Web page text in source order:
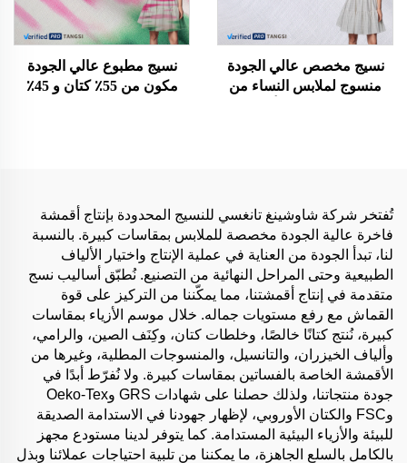
نسيج مخصص عالي الجودة
منسوج لملابس النساء من
نسيج مطبوع عالي الجودة
مكون من 55٪ كتان و 45٪
تُفتخر شركة شاوشينغ تانغسي للنسيج المحدودة بإنتاج أقمشة
فاخرة عالية الجودة مخصصة للملابس بمقاسات كبيرة. بالنسبة
لنا، تبدأ الجودة من العناية في عملية الإنتاج واختيار الألياف
الطبيعية وحتى المراحل النهائية من التصنيع. نُطبّق أساليب نسج
متقدمة في إنتاج أقمشتنا، مما يمكّننا من التركيز على قوة
القماش مع رفع مستويات جماله. خلال موسم الأزياء بمقاسات
كبيرة، نُنتج كتانًا خالصًا، وخلطات كتان، وكِنَف الصين، والرامي،
وألياف الخيزران، والتانسيل، والمنسوجات المطلية، وغيرها من
الأقمشة الخاصة بالفساتين بمقاسات كبيرة. ولا نُفرّط أبدًا في
جودة منتجاتنا، ولذلك حصلنا على شهادات GRS وOeko-Tex
وFSC والكتان الأوروبي، لإظهار جهودنا في الاستدامة الصديقة
للبيئة والأزياء البيئية المستدامة. كما يتوفر لدينا مستودع مجهز
بالكامل بالسلع الجاهزة، ما يمكننا من تلبية احتياجات عملائنا وبذل